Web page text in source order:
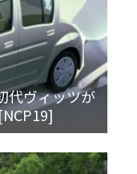
代ヴィッツが